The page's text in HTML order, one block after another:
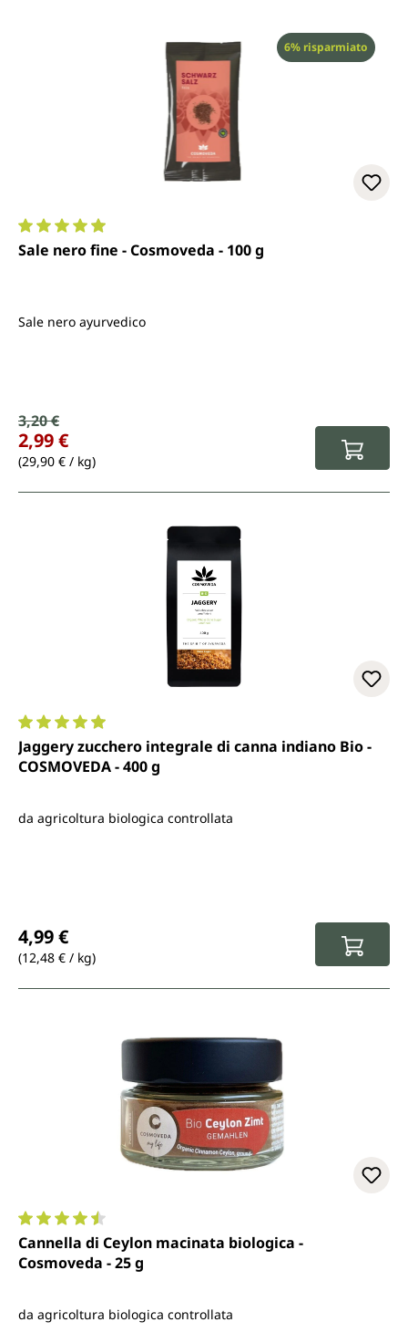
Sconto
6% risparmiato
Valutazione media di 4.9 su 5 stelle
Sale nero fine - Cosmoveda - 100 g
Sale nero ayurvedico
Prezzo di vendita:
Prezzo normale:
3,20 €
2,99 €
(29,90 € / kg)
Valutazione media di 4.9 su 5 stelle
Jaggery zucchero integrale di canna indiano Bio -
COSMOVEDA - 400 g
da agricoltura biologica controllata
4,99 €
(12,48 € / kg)
Valutazione media di 4.6 su 5 stelle
Cannella di Ceylon macinata biologica -
Cosmoveda - 25 g
da agricoltura biologica controllata